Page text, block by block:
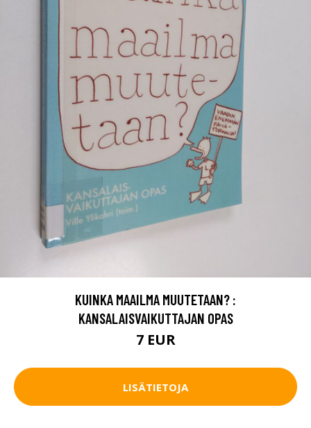
KUINKA MAAILMA MUUTETAAN? :
KANSALAISVAIKUTTAJAN OPAS
7 EUR
LISÄTIETOJA